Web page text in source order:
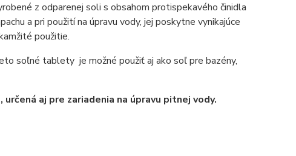
z odparenej soli s obsahom protispekavého činidla
a pri použití na úpravu vody, jej poskytne vynikajúce
použitie.
soľné tablety je možné použiť aj ako soľ pre bazény,
aj pre zariadenia na úpravu pitnej vody.